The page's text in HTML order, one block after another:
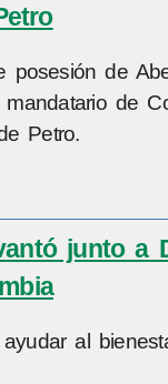
posesión de
de
Petro.
junto a
al